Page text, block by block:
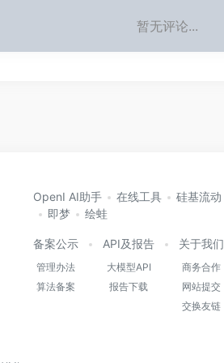
暂无评论...
OpenI AI助手 在线工具 硅基流动
即梦
绘蛙
备案公示
管理办法
算法备案
API及报告
大模型API
报告下载
关于我们
商务合作
网站提交
交换友链